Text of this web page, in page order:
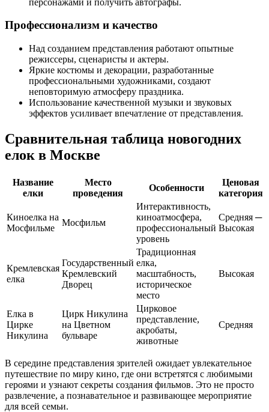
Профессионализм и качество
Над созданием представления работают опытные
режиссеры, сценаристы и актеры.
Яркие костюмы и декорации, разработанные
профессиональными художниками, создают
неповторимую атмосферу праздника.
Использование качественной музыки и звуковых
эффектов усиливает впечатление от представления.
Сравнительная таблица новогодних
елок в Москве
Название
елки
Место
проведения
Особенности
Ценовая
категория
Киноелка на
Мосфильме
Мосфильм
Интерактивность,
киноатмосфера,
профессиональный
уровень
Средняя ─
Высокая
Кремлевская
елка
Государственный
Кремлевский
Дворец
Традиционная
елка,
масштабность,
историческое
место
Высокая
Елка в
Цирке
Никулина
Цирк Никулина
на Цветном
бульваре
Цирковое
представление,
акробаты,
животные
Средняя
В середине представления зрителей ожидает увлекательное
путешествие по миру кино, где они встретятся с любимыми
героями и узнают секреты создания фильмов. Это не просто
развлечение, а познавательное и развивающее мероприятие
для всей семьи.